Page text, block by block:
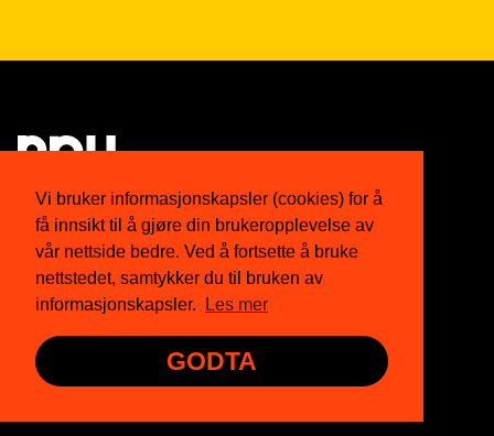
Vi bruker informasjonskapsler (cookies) for å
få innsikt til å gjøre din brukeropplevelse av
vår nettside bedre. Ved å fortsette å bruke
nettstedet, samtykker du til bruken av
informasjonskapsler.
Les mer
GODTA
Om oss
Medlemskap
Presse
Twitter
Facebook
YouTube